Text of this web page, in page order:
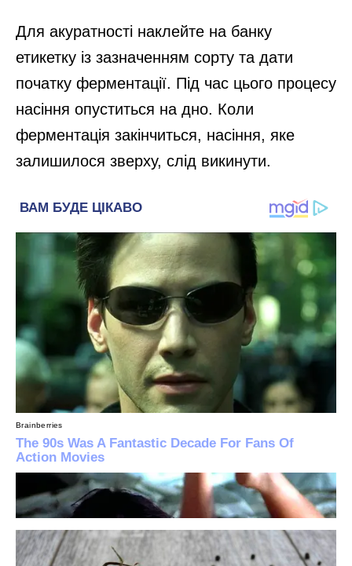
Для акуратності наклейте на банку
етикетку із зазначенням сорту та дати
початку ферментації. Під час цього процесу
насіння опуститься на дно. Коли
ферментація закінчиться, насіння, яке
залишилося зверху, слід викинути.